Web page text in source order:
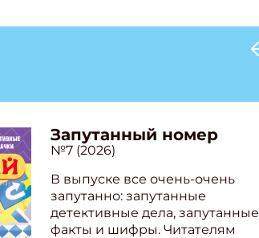
Запутанный номер
№7 (2026)
В выпуске все очень-очень
запутанно: запутанные
детективные дела, запутанные
факты и шифры. Читателям